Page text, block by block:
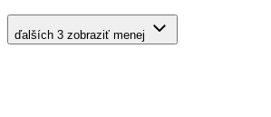
ďalších 3 zobraziť menej